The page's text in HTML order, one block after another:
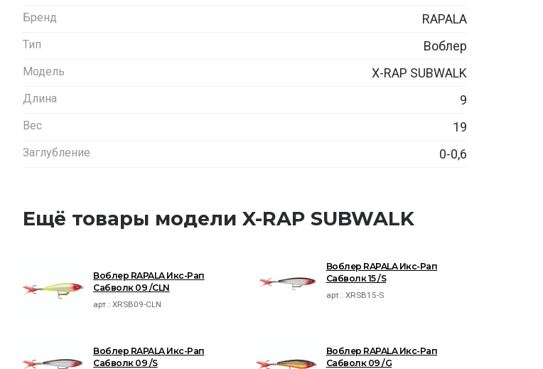
Бренд RAPALA
Тип Воблер
Модель X-RAP SUBWALK
Длина 9
Вес 19
Заглубление 0-0,6
Ещё товары модели X-RAP SUBWALK
Воблер RAPALA Икс-Рап
Сабволк 09 /CLN
арт.:XRSB09-CLN
Воблер RAPALA Икс-Рап
Сабволк 15 /S
арт.: XRSB15-S
Воблер RAPALA Икс-Рап
Сабволк 09 /S
Воблер RAPALA Икс-Рап
Сабволк 09 /G